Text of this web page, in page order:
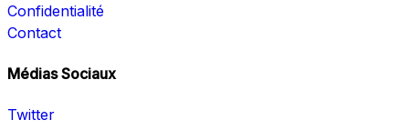
Confidentialité
Contact
Médias Sociaux
Twitter